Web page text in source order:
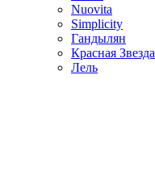
Nuovita
Simplicity
Гандылян
Красная Звезда
Лель